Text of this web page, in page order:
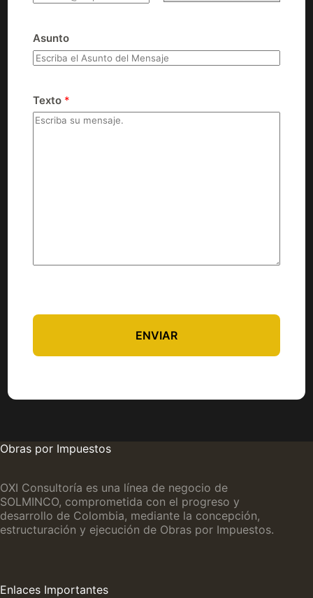
Asunto
Texto *
ENVIAR
Obras por Impuestos
OXI Consultoría es una línea de negocio de
SOLMINCO, comprometida con el progreso y
desarrollo de Colombia, mediante la concepción,
estructuración y ejecución de Obras por Impuestos.
Enlaces Importantes